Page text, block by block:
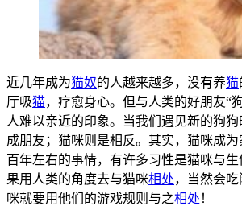
近几年成为猫奴的人越来越多，没有养猫
厅吸猫，疗愈身心。但与人类的好朋友“
人难以亲近的印象。当我们遇见新的狗
成朋友；猫咪则是相反。其实，猫咪成为
百年左右的事情，有许多习性是猫咪与
果用人类的角度去与猫咪相处，当然会
咪就要用他们的游戏规则与之相处 ！